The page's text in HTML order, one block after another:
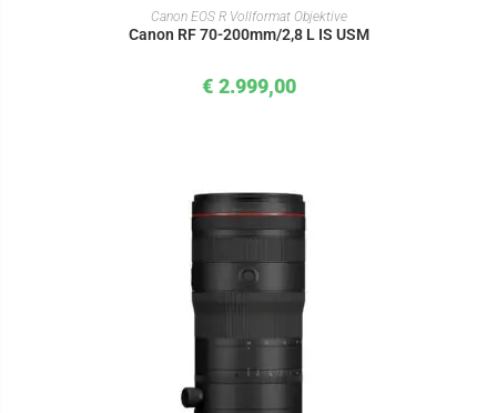
IN DEN WARENKORB
Canon EOS R Vollformat Objektive
Canon RF 70-200mm/2,8 L IS USM
€ 2.999,00